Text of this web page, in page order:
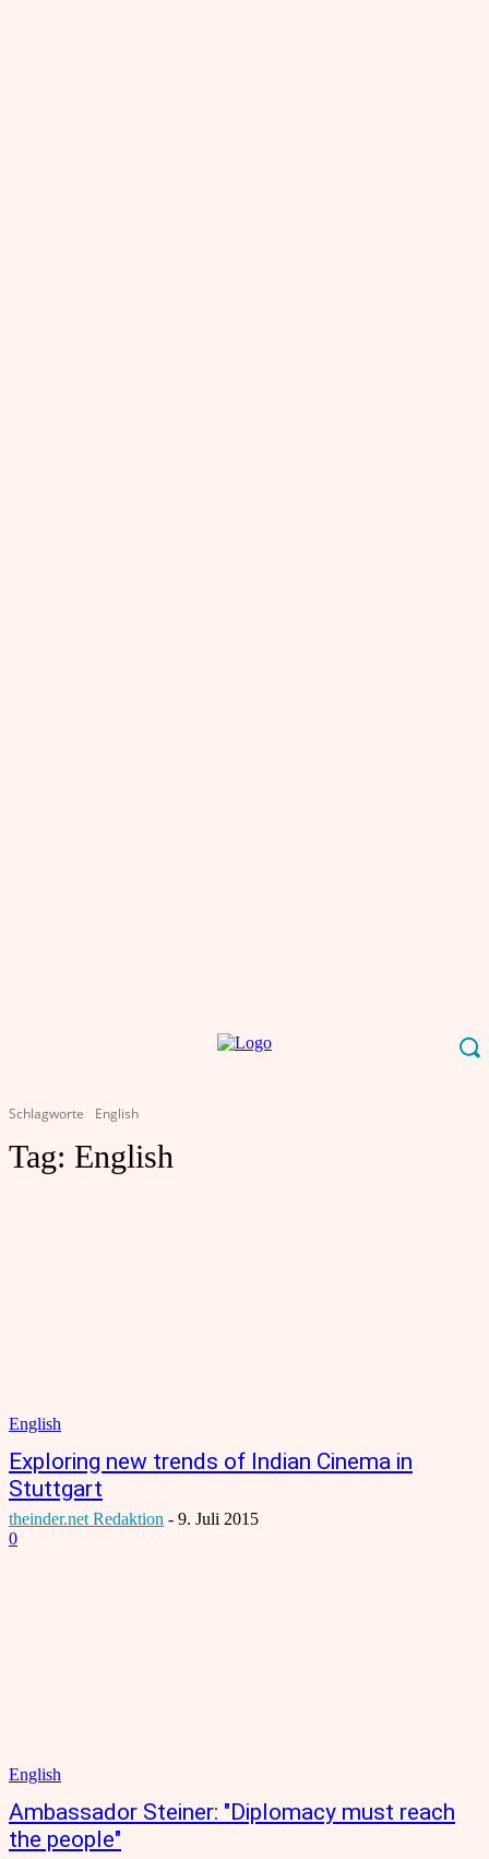
Schlagworte English
Tag: English
English
Exploring new trends of Indian Cinema in
Stuttgart
theinder.net Redaktion - 9. Juli 2015
0
English
Ambassador Steiner: "Diplomacy must reach
the people"